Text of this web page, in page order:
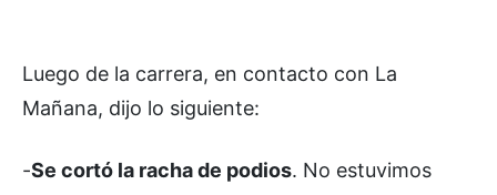
Luego de la carrera, en contacto con La
Mañana, dijo lo siguiente:
-Se cortó la racha de podios. No estuvimos